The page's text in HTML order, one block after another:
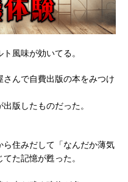
風味が効いてる。
んで自費出版の本をみつけ
版したものだった。
住みだして「なんだか薄気
た記憶が甦った。